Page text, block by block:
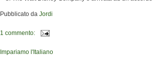
Pubblicato da Jordi
1 commento:
Impariamo l'Italiano